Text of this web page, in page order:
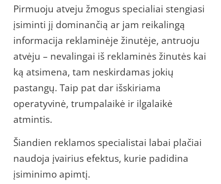
Pirmuoju atveju žmogus specialiai stengiasi
įsiminti jį dominančią ar jam reikalingą
informacija reklaminėje žinutėje, antruoju
atvėju – nevalingai iš reklaminės žinutės kai
ką atsimena, tam neskirdamas jokių
pastangų. Taip pat dar išskiriama
operatyvinė, trumpalaikė ir ilgalaikė
atmintis.
Šiandien reklamos specialistai labai plačiai
naudoja įvairius efektus, kurie padidina
įsiminimo apimtį.